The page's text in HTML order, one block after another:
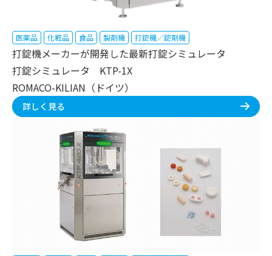
医薬品 化粧品 食品 製剤機 打錠機／錠剤機
打錠機メーカーが開発した最新打錠シミュレータ
打錠シミュレータ KTP-1X
ROMACO-KILIAN（ドイツ）
詳しく見る